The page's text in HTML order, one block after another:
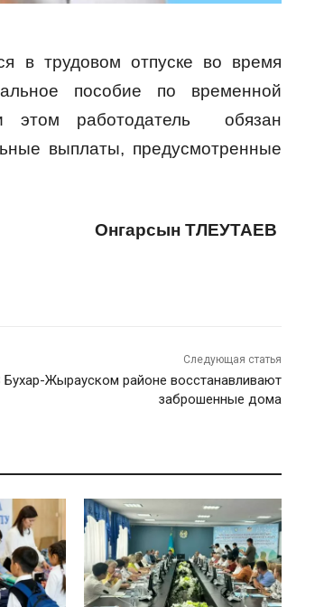
в трудовом отпуске во время
пособие по временной
этом работодатель обязан
выплаты, предусмотренные
Онгарсын ТЛЕУТАЕВ
Следующая статья
Бухар-Жырауском районе восстанавливают
заброшенные дома